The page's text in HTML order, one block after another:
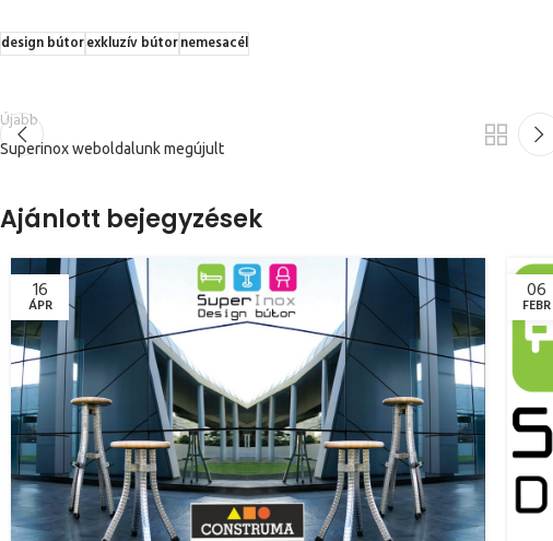
design bútorexkluzív bútornemesacél
Újabb
Superinox weboldalunk megújult
Ajánlott bejegyzések
16
ÁPR
06
FEBR